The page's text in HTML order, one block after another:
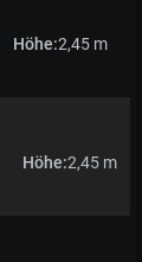
Höhe:2,45 m
Höhe:2,45 m